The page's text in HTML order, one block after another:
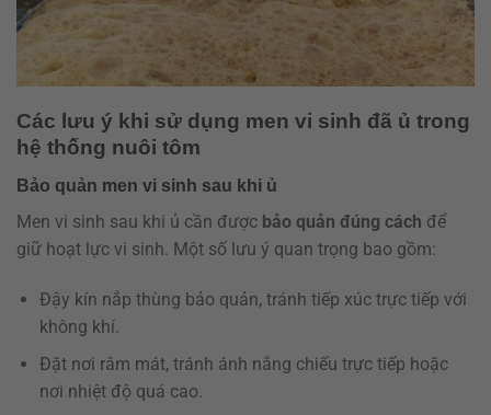
Các lưu ý khi sử dụng men vi sinh đã ủ trong
hệ thống nuôi tôm
Bảo quản men vi sinh sau khi ủ
Men vi sinh sau khi ủ cần được bảo quản đúng cách để
giữ hoạt lực vi sinh. Một số lưu ý quan trọng bao gồm:
Đậy kín nắp thùng bảo quản, tránh tiếp xúc trực tiếp với
không khí.
Đặt nơi râm mát, tránh ánh nắng chiếu trực tiếp hoặc
nơi nhiệt độ quá cao.